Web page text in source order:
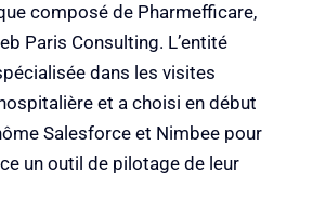
sommes-nous
Nos services
Carrière
composé de Pharmefficare,
Paris Consulting. L’entité
dans les visites
et a choisi en début
Salesforce et Nimbee pour
un outil de pilotage de leur